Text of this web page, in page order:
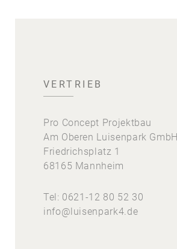
VERTRIEB
Pro Concept Projektbau
Am Oberen Luisenpark GmbH
Friedrichsplatz 1
68165 Mannheim
Tel: 0621-12 80 52 30
info@luisenpark4.de